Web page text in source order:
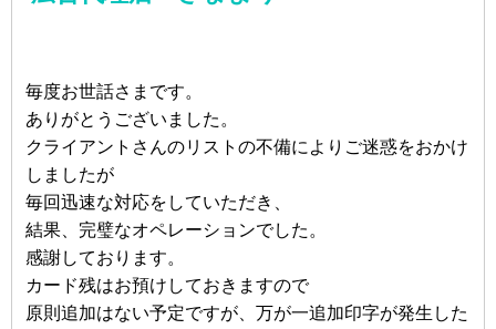
毎度お世話さまです。
ありがとうございました。
クライアントさんのリストの不備によりご迷惑をおかけ
しましたが
毎回迅速な対応をしていただき、
結果、完璧なオペレーションでした。
感謝しております。
カード残はお預けしておきますので
原則追加はない予定ですが、万が一追加印字が発生した